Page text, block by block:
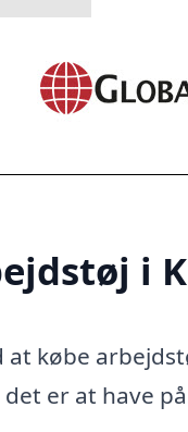
i
at købe
er at have